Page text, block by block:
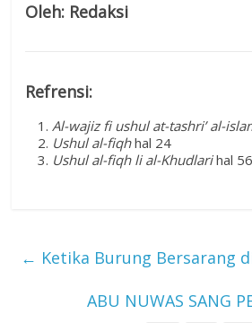
Oleh: Redaksi
Refrensi:
Al-wajiz fi ushul at-tashri’ al-
Ushul al-fiqhhal 24
Ushul al-fiqh li al-Khudlarihal 56
← Ketika Burung Bersarang
ABU NUWAS SANG